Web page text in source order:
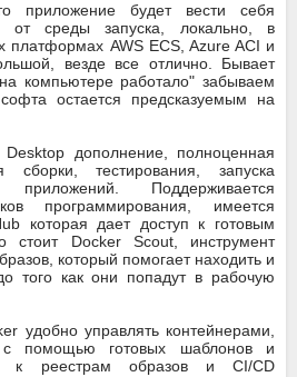
приложение будет вести себя
от среды запуска, локально, в
платформах AWS ECS, Azure ACI и
везде все отлично. Бывает
компьютере работало" забываем
остается предсказуемым на
дополнение, полноценная
тестирования, запуска
приложений. Поддерживается
программирования, имеется
которая дает доступ к готовым
стоит Docker Scout, инструмент
который помогает находить и
того как они попадут в рабочую
удобно управлять контейнерами,
с помощью готовых шаблонов и
к реестрам образов и CI/CD